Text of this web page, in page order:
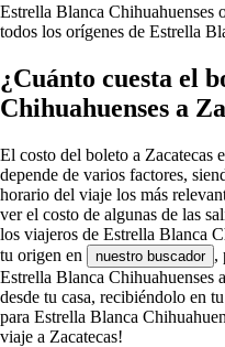
Estrella Blanca Chihuahuenses
todos los orígenes de Estrella
¿Cuánto cuesta el
Chihuahuenses a
El costo del boleto a Zacatecas
depende de varios factores,
horario del viaje los más
ver el costo de algunas de las
los viajeros de Estrella Blanca
tu origen en
nuestro buscador ,
Estrella Blanca Chihuahuenses
desde tu casa, recibiéndolo en
para Estrella Blanca
viaje a Zacatecas!